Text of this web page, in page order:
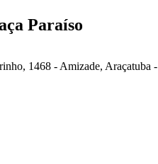
Paraíso
1468 - Amizade, Araçatuba -